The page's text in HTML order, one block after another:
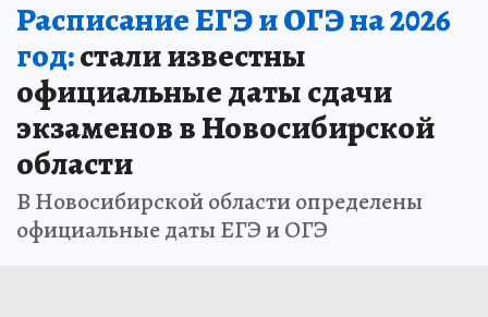
Расписание ЕГЭ и ОГЭ на 2026
год:стали известны
официальные даты сдачи
экзаменов в Новосибирской
области
В Новосибирской области определены
официальные даты ЕГЭ и ОГЭ